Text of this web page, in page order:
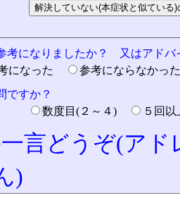
考になりましたか？ 又はアドバ
になった
参考にならなか
ですか？
た
数度目(２～４) ５回
言どうぞ(ア
)